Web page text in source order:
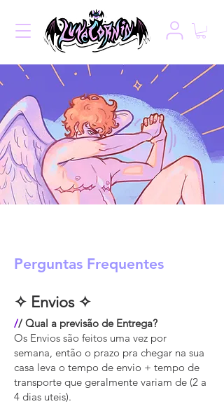
Perguntas Frequentes
✧ Envios ✧
// Qual a previsão de Entrega?
Os Envios são feitos uma vez por
semana, então o prazo pra chegar na sua
casa leva o tempo de envio + tempo de
transporte que geralmente variam de (2 a
4 dias uteis).